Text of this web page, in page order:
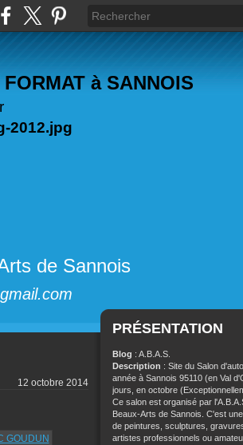
à SANNOIS
de Sannois
12 octobre 2014
PRÉSENTATION
Blog : A.B.A.S.
Description : Site du Salon
année à Sannois 95110 (en Val
jours, en octobre
Ce salon est organisé par
Beaux-Arts de Sannois. C'est
de peintures, sculptures,
artistes professionnels ou